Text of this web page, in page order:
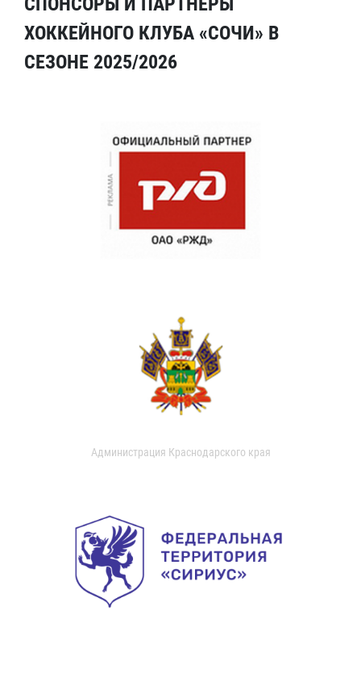
ХОККЕЙНОГО КЛУБА «СОЧИ» В
СЕЗОНЕ 2025/2026
Администрация Краснодарского края